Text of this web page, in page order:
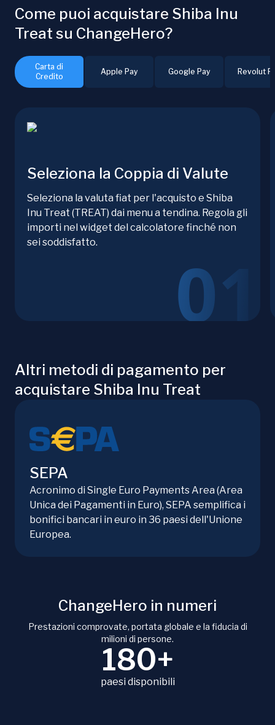
Come puoi acquistare Shiba Inu
Treat su ChangeHero?
Carta di
Credito
Apple Pay Google Pay Revolut
Seleziona la Coppia di Valute
Seleziona la valuta fiat per l'acquisto e Shiba
Inu Treat (TREAT) dai menu a tendina. Regola gli
importi nel widget del calcolatore finché non
sei soddisfatto.
Altri metodi di pagamento per
acquistare Shiba Inu Treat
SEPA
Acronimo di Single Euro Payments Area (Area
Unica dei Pagamenti in Euro), SEPA semplifica i
bonifici bancari in euro in 36 paesi dell'Unione
Europea.
ChangeHero in numeri
Prestazioni comprovate, portata globale e la fiducia di
milioni di persone.
180+
paesi disponibili